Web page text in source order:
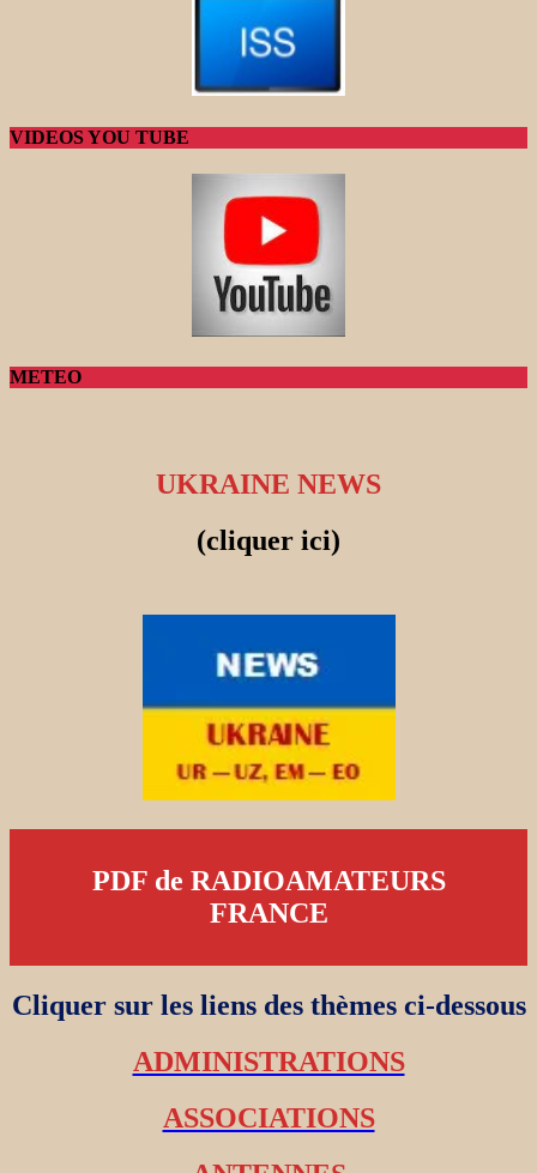
VIDEOS YOU TUBE
METEO
UKRAINE NEWS
(cliquer ici)
PDF de RADIOAMATEURS
FRANCE
Cliquer sur les liens des thèmes ci-dessous
ADMINISTRATIONS
ASSOCIATIONS